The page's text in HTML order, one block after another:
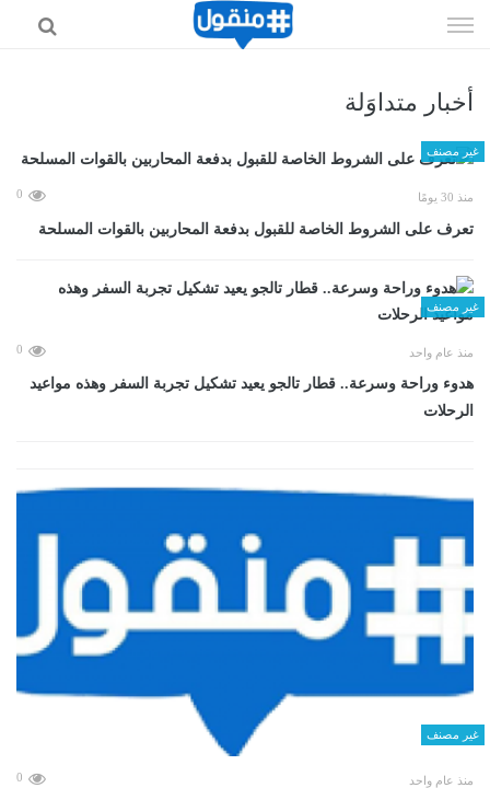
الى
أخبار متداوَلة
غير مصنف
منذ 30 يومًا 0
تعرف على الشروط الخاصة للقبول بدفعة المحاربين بالقوات المسلحة
غير مصنف
منذ عام واحد 0
هدوء وراحة وسرعة.. قطار تالجو يعيد تشكيل تجربة السفر وهذه مواعيد
الرحلات
غير مصنف
منذ عام واحد 0